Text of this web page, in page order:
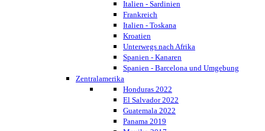
Italien - Sardinien
Frankreich
Italien - Toskana
Kroatien
Unterwegs nach Afrika
Spanien - Kanaren
Spanien - Barcelona und Umgebung
Zentralamerika
Honduras 2022
El Salvador 2022
Guatemala 2022
Panama 2019